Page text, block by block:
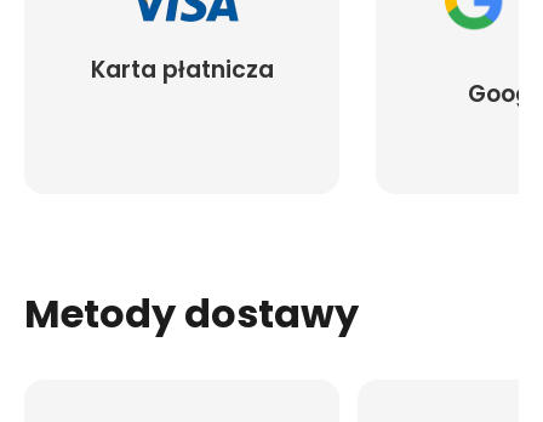
Karta płatnicza
Metody dostawy